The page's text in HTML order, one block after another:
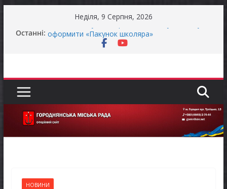
Неділя, 9 Серпня, 2026
Останні: Батьки майбутніх першокласників уже можуть
оформити «Пакунок школяра»
для ветеранського бізнесу
прав людини проводить опитування щодо
реалізації права осіб з інвалідністю на працю
Захищай небо Чернігівщини!
НОВИНИ